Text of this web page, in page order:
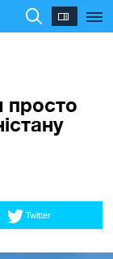
просто
Twitter